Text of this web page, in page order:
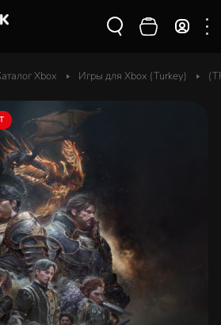
Xbox Игры для Xbox (Turkey)